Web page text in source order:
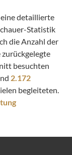
detaillierte
Statistik
die Anzahl der
zurückgelegte
besuchten
2.172
begleiteten.